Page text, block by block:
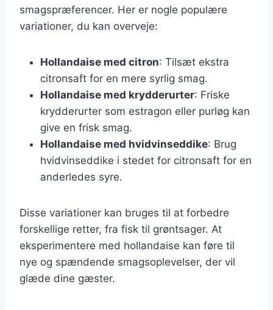
smagspræferencer. Her er nogle populære
variationer, du kan overveje:
Hollandaise med citron: Tilsæt ekstra
citronsaft for en mere syrlig smag.
Hollandaise med krydderurter: Friske
krydderurter som estragon eller purløg kan
give en frisk smag.
Hollandaise med hvidvinseddike: Brug
hvidvinseddike i stedet for citronsaft for en
anderledes syre.
Disse variationer kan bruges til at forbedre
forskellige retter, fra fisk til grøntsager. At
eksperimentere med hollandaise kan føre til
nye og spændende smagsoplevelser, der vil
glæde dine gæster.